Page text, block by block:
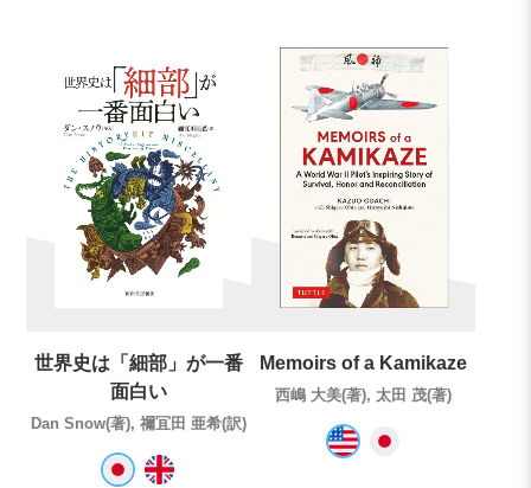
世界史は「細部」が一番
面白い
Dan Snow(著), 禰冝田 亜希(訳)
Memoirs of a Kamikaze
西嶋 大美(著), 太田 茂(著)